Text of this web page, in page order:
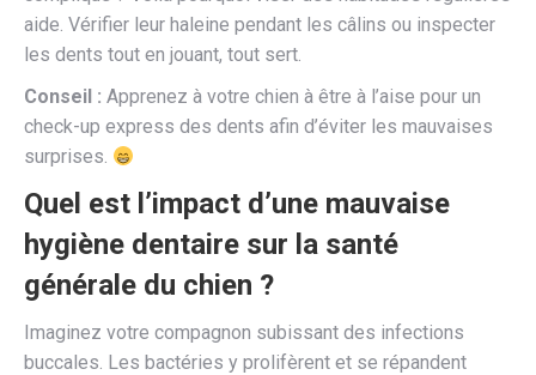
aide. Vérifier leur haleine pendant les câlins ou inspecter
les dents tout en jouant, tout sert.
Conseil : Apprenez à votre chien à être à l’aise pour un
check-up express des dents afin d’éviter les mauvaises
surprises.
Quel est l’impact d’une mauvaise
hygiène dentaire sur la santé
générale du chien ?
Imaginez votre compagnon subissant des infections
buccales. Les bactéries y prolifèrent et se répandent